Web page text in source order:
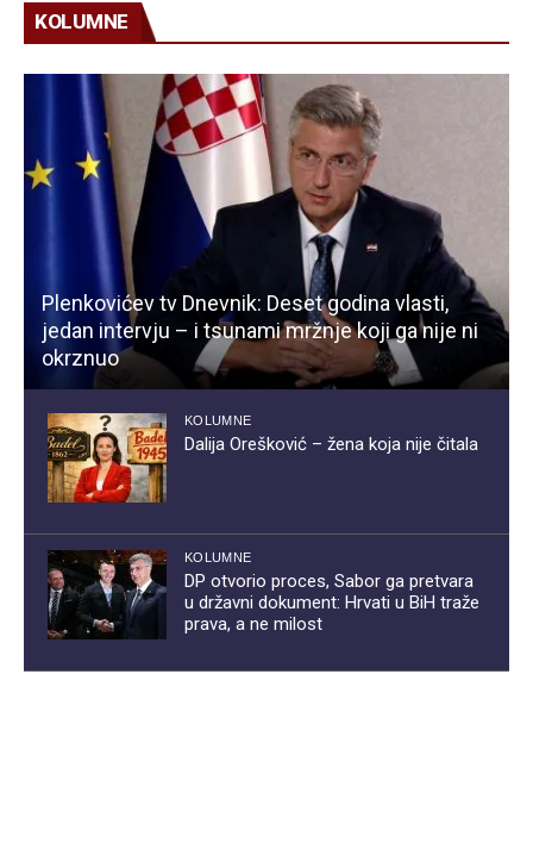
KOLUMNE
Plenkovićev tv Dnevnik: Deset godina vlasti,
jedan intervju – i tsunami mržnje koji ga nije ni
okrznuo
KOLUMNE
Dalija Orešković – žena koja nije čitala
KOLUMNE
DP otvorio proces, Sabor ga pretvara
u državni dokument: Hrvati u BiH traže
prava, a ne milost